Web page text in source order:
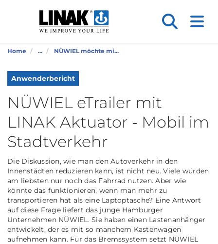
Home ... NÜWIEL möchte mi...
Anwenderbericht
NÜWIEL eTrailer mit
LINAK Aktuator - Mobil im
Stadtverkehr
Die Diskussion, wie man den Autoverkehr in den
Innenstädten reduzieren kann, ist nicht neu. Viele würden
am liebsten nur noch das Fahrrad nutzen. Aber wie
könnte das funktionieren, wenn man mehr zu
transportieren hat als eine Laptoptasche? Eine Antwort
auf diese Frage liefert das junge Hamburger
Unternehmen NÜWIEL. Sie haben einen Lastenanhänger
entwickelt, der es mit so manchem Kastenwagen
aufnehmen kann. Für das Bremssystem setzt NÜWIEL